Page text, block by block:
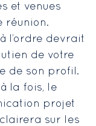
et venues
réunion.
l’ordre devrait
de votre
de son profil.
la fois, le
projet
sur les